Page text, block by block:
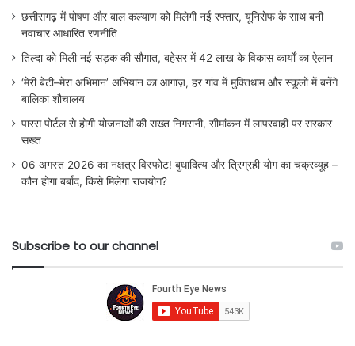
छत्तीसगढ़ में पोषण और बाल कल्याण को मिलेगी नई रफ्तार, यूनिसेफ के साथ बनी
नवाचार आधारित रणनीति
तिल्दा को मिली नई सड़क की सौगात, बहेसर में 42 लाख के विकास कार्यों का ऐलान
‘मेरी बेटी–मेरा अभिमान’ अभियान का आगाज़, हर गांव में मुक्तिधाम और स्कूलों में बनेंगे
बालिका शौचालय
पारस पोर्टल से होगी योजनाओं की सख्त निगरानी, सीमांकन में लापरवाही पर सरकार
सख्त
06 अगस्त 2026 का नक्षत्र विस्फोट! बुधादित्य और त्रिग्रही योग का चक्रव्यूह –
कौन होगा बर्बाद, किसे मिलेगा राजयोग?
Subscribe to our channel